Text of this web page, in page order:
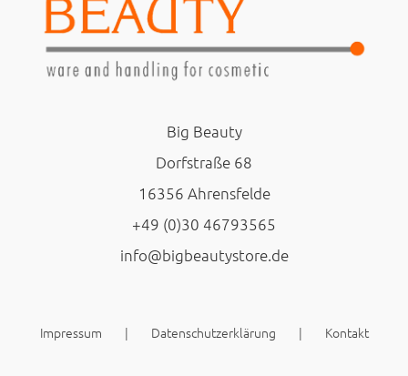
Big Beauty
Dorfstraße 68
16356 Ahrensfelde
+49 (0)30 46793565
info@bigbeautystore.de
Impressum Datenschutzerklärung Kontakt